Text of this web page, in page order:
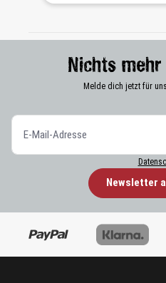
Nichts
Melde dich jetzt für
Newsletter